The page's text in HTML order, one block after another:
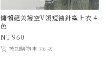
慵懶絕美鏤空V領短袖針織上衣 4
色
960
被加購物車 76 次